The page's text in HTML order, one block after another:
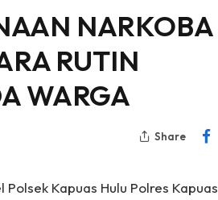
NARKOBA
RUTIN
WARGA
Share
Kapuas Hulu Polres Kapuas